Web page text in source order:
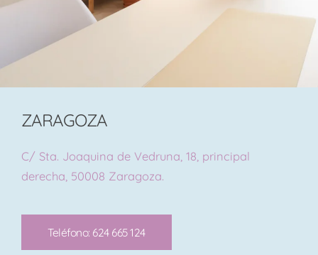
ZARAGOZA
C/ Sta. Joaquina de Vedruna, 18, principal
derecha, 50008 Zaragoza.
Teléfono: 624 665 124